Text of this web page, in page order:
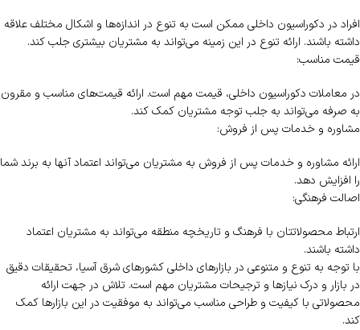
افراد در دکوراسیون داخلی ممکن است به تنوع در اندازه‌ها و اشکال مختلف علاقه
داشته باشند. ارائه تنوع در این زمینه می‌تواند به مشتریان بیشتری جلب کند.
قیمت مناسب:
در معاملات دکوراسیون داخلی، قیمت مهم است. ارائه قیمت‌های مناسب و مقرون
به صرفه می‌تواند به جلب توجه مشتریان کمک کند.
مشاوره و خدمات پس از فروش:
ارائه مشاوره و خدمات پس از فروش به مشتریان می‌تواند اعتماد آنها به برند شما
را افزایش دهد.
اصالت فرهنگی:
ارتباط محصولاتتان با فرهنگ و تاریخچه منطقه می‌تواند به مشتریان اعتماد
داشته باشند.
با توجه به تنوع و متنوعی در بازارهای داخلی کشورهای شرق آسیا، تحقیقات دقیق
در بازار و درک نیازها و ترجیحات مشتریان مهم است. تلاش در جهت ارائه
محصولاتی با کیفیت و طراحی مناسب می‌تواند به موفقیت در این بازارها کمک
کند.